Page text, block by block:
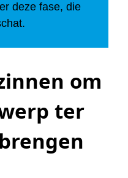
deze fase, die
ter